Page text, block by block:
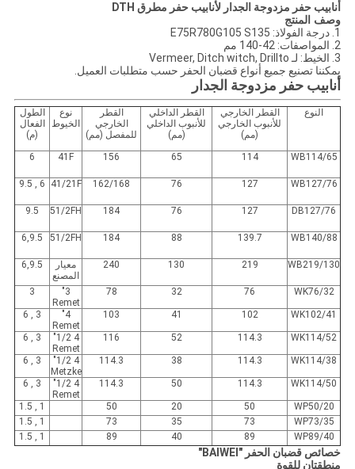
أنابيب حفر مزدوجة الجدار لأنابيب حفر مطرق DTH
وصف المنتج
1. درجة الفولاذ: E75R780G105 S135
2. المواصفات: 42-140 مم
3. الخيط: لـ Vermeer, Ditch witch, Drillto
يمكننا تصنيع جميع أنواع قضبان الحفر حسب متطلبات العميل.
أنابيب حفر مزدوجة الجدار
النوع
القطر الخارجي
للأنبوب الخارجي
(مم)
القطر الداخلي
للأنبوب الداخلي
(مم)
القطر
الخارجي
للمفصل (مم)
نوع
الخيوط
الطول
الفعال
(م)
WB114/65
114
65
156
41F
6
WB127/76
127
76
162/168
41/21F
6 , 9.5
DB127/76
127
76
184
51/2FH
9.5
WB140/88
139.7
88
184
51/2FH
6,9.5
WB219/130
219
130
240
معيار
المصنع
6,9.5
WK76/32
76
32
78
3"
Remet
3
WK102/41
102
41
103
4"
Remet
3 , 6
WK114/52
114.3
52
116
4 1/2"
Remet
3 , 6
WK114/38
114.3
38
114.3
4 1/2"
Metzke
3 , 6
WK114/50
114.3
50
114.3
4 1/2"
Remet
3 , 6
WP50/20
50
20
50
1 , 1.5
WP73/35
73
35
73
1 , 1.5
WP89/40
89
40
89
1 , 1.5
خصائص قضبان الحفر "BAIWEI"
منطقتان للقوة